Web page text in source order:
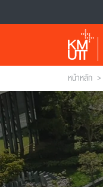
หน้าหลัก >